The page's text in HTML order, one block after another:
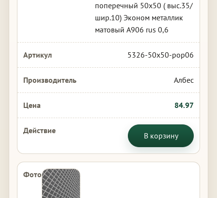
поперечный 50х50 ( выс.35/
шир.10) Эконом металлик
матовый А906 rus 0,6
5326-50x50-pop06
Албес
84.97
В корзину